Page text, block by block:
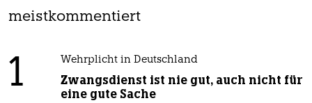
meistkommentiert
1 Wehrplicht in Deutschland
Zwangsdienst ist nie gut, auch nicht für
eine gute Sache